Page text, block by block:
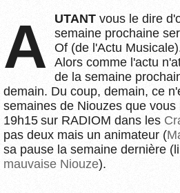
AUTANT vous le dire
semaine prochaine
Of (de l'Actu
Alors comme l'actu
de la semaine
demain. Du coup, demain, ce
semaines de Niouzes que vous
19h15 sur RADIOM dans les
pas deux mais un animateur (
sa pause la semaine dernière
mauvaise Niouze).